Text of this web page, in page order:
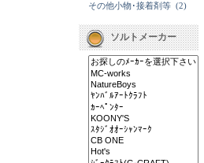
その他小物･接着剤等 (2)
ソルトメーカー